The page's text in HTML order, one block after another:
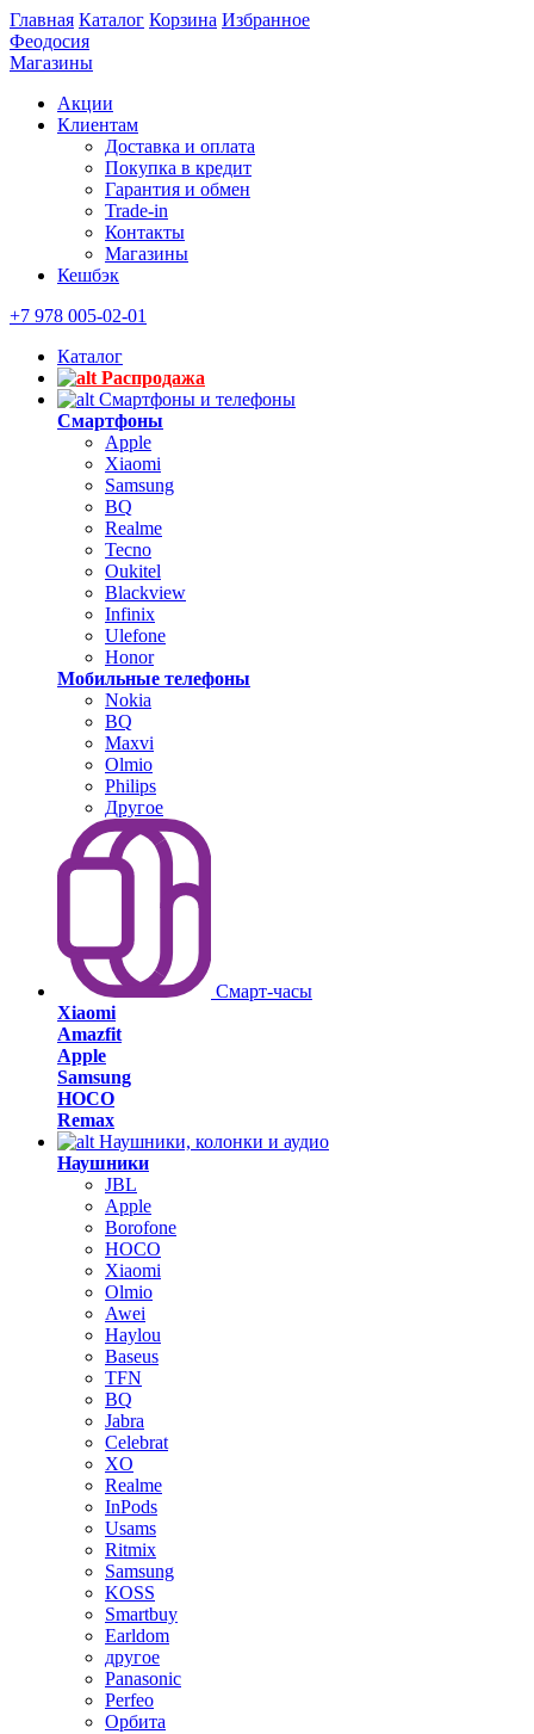
Главная Каталог Корзина Избранное
Феодосия
Магазины
Акции
Клиентам
Доставка и оплата
Покупка в кредит
Гарантия и обмен
Trade-in
Контакты
Магазины
Кешбэк
+7 978 005-02-01
Каталог
Распродажа
Смартфоны и телефоны
Смартфоны
Apple
Xiaomi
Samsung
BQ
Realme
Tecno
Oukitel
Blackview
Infinix
Ulefone
Honor
Мобильные телефоны
Nokia
BQ
Maxvi
Olmio
Philips
Другое
Смарт-часы
Xiaomi
Amazfit
Apple
Samsung
HOCO
Remax
Наушники, колонки и аудио
Наушники
JBL
Apple
Borofone
HOCO
Xiaomi
Olmio
Awei
Haylou
Baseus
TFN
BQ
Jabra
Celebrat
XO
Realme
InPods
Usams
Ritmix
Samsung
KOSS
Smartbuy
Earldom
другое
Panasonic
Perfeo
Орбита